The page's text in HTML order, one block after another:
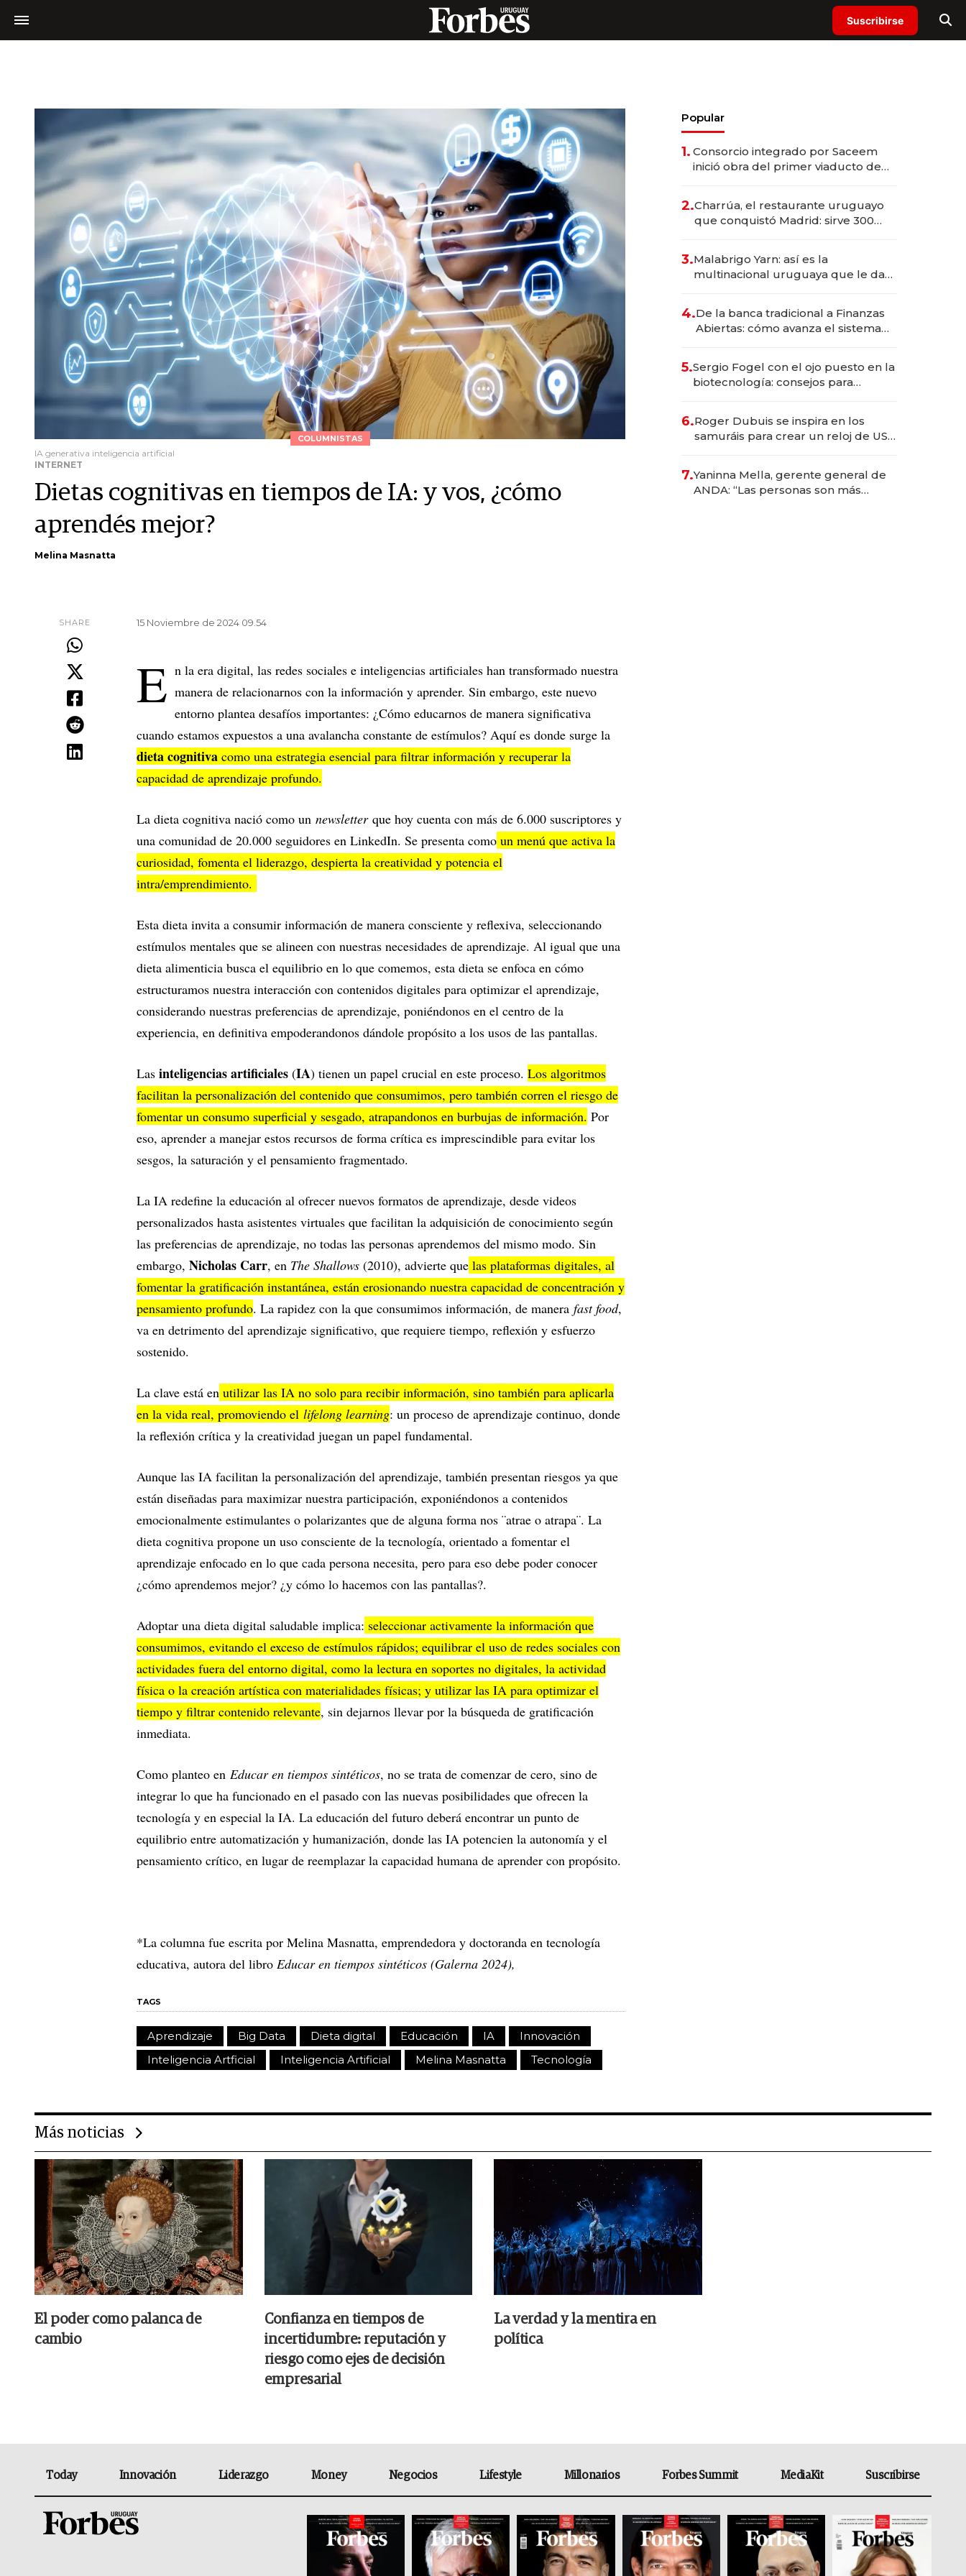
Suscribirse
COLUMNISTAS
IA generativa inteligencia artificial
INTERNET
Dietas cognitivas en tiempos de IA: y vos, ¿cómo
aprendés mejor?
Melina Masnatta
SHARE 15 Noviembre de 2024 09.54
E n la era digital, las redes sociales e inteligencias artificiales han transformado nuestra
manera de relacionarnos con la información y aprender. Sin embargo, este nuevo
entorno plantea desafíos importantes: ¿Cómo educarnos de manera significativa
cuando estamos expuestos a una avalancha constante de estímulos? Aquí es donde surge la
dieta cognitiva como una estrategia esencial para filtrar información y recuperar la
capacidad de aprendizaje profundo.
La dieta cognitiva nació como un newsletter que hoy cuenta con más de 6.000 suscriptores y
una comunidad de 20.000 seguidores en LinkedIn. Se presenta como un menú que activa la
curiosidad, fomenta el liderazgo, despierta la creatividad y potencia el
intra/emprendimiento.
Esta dieta invita a consumir información de manera consciente y reflexiva, seleccionando
estímulos mentales que se alineen con nuestras necesidades de aprendizaje. Al igual que una
dieta alimenticia busca el equilibrio en lo que comemos, esta dieta se enfoca en cómo
estructuramos nuestra interacción con contenidos digitales para optimizar el aprendizaje,
considerando nuestras preferencias de aprendizaje, poniéndonos en el centro de la
experiencia, en definitiva empoderandonos dándole propósito a los usos de las pantallas.
Las inteligencias artificiales (IA) tienen un papel crucial en este proceso. Los algoritmos
facilitan la personalización del contenido que consumimos, pero también corren el riesgo de
fomentar un consumo superficial y sesgado, atrapandonos en burbujas de información. Por
eso, aprender a manejar estos recursos de forma crítica es imprescindible para evitar los
sesgos, la saturación y el pensamiento fragmentado.
La IA redefine la educación al ofrecer nuevos formatos de aprendizaje, desde videos
personalizados hasta asistentes virtuales que facilitan la adquisición de conocimiento según
las preferencias de aprendizaje, no todas las personas aprendemos del mismo modo. Sin
embargo, Nicholas Carr, en The Shallows (2010), advierte que las plataformas digitales, al
fomentar la gratificación instantánea, están erosionando nuestra capacidad de concentración y
pensamiento profundo. La rapidez con la que consumimos información, de manera fast food,
va en detrimento del aprendizaje significativo, que requiere tiempo, reflexión y esfuerzo
sostenido.
La clave está en utilizar las IA no solo para recibir información, sino también para aplicarla
en la vida real, promoviendo el lifelong learning: un proceso de aprendizaje continuo, donde
la reflexión crítica y la creatividad juegan un papel fundamental.
Aunque las IA facilitan la personalización del aprendizaje, también presentan riesgos ya que
están diseñadas para maximizar nuestra participación, exponiéndonos a contenidos
emocionalmente estimulantes o polarizantes que de alguna forma nos ¨atrae o atrapa¨. La
dieta cognitiva propone un uso consciente de la tecnología, orientado a fomentar el
aprendizaje enfocado en lo que cada persona necesita, pero para eso debe poder conocer
¿cómo aprendemos mejor? ¿y cómo lo hacemos con las pantallas?.
Adoptar una dieta digital saludable implica: seleccionar activamente la información que
consumimos, evitando el exceso de estímulos rápidos; equilibrar el uso de redes sociales con
actividades fuera del entorno digital, como la lectura en soportes no digitales, la actividad
física o la creación artística con materialidades físicas; y utilizar las IA para optimizar el
tiempo y filtrar contenido relevante, sin dejarnos llevar por la búsqueda de gratificación
inmediata.
Como planteo en Educar en tiempos sintéticos, no se trata de comenzar de cero, sino de
integrar lo que ha funcionado en el pasado con las nuevas posibilidades que ofrecen la
tecnología y en especial la IA. La educación del futuro deberá encontrar un punto de
equilibrio entre automatización y humanización, donde las IA potencien la autonomía y el
pensamiento crítico, en lugar de reemplazar la capacidad humana de aprender con propósito.
*La columna fue escrita por Melina Masnatta, emprendedora y doctoranda en tecnología
educativa, autora del libro Educar en tiempos sintéticos (Galerna 2024),
TAGS
Aprendizaje Big Data Dieta digital Educación IA
Innovación
Inteligencia Artficial
Inteligencia Artificial Melina Masnatta Tecnología
Popular
1. Consorcio integrado por Saceem
inició obra del primer viaducto de
millones
2.Charrúa, el restaurante uruguayo
que conquistó Madrid: sirve 300
prepara apertura
3.Malabrigo Yarn: así es la
multinacional uruguaya que le da
4.De la banca tradicional a Finanzas
Abiertas: cómo avanza el sistema
5.Sergio Fogel con el ojo puesto en la
biotecnología: consejos para
6.Roger Dubuis se inspira en los
samuráis para crear un reloj de US$
7.Yaninna Mella, gerente general de
ANDA: “Las personas son más
Más noticias
El poder como palanca de
cambio
Confianza en tiempos de
incertidumbre: reputación y
riesgo como ejes de decisión
empresarial
La verdad y la mentira en
política
Today Innovación Liderazgo Money Negocios Lifestyle Millonarios Forbes Summit MediaKit Suscribirse